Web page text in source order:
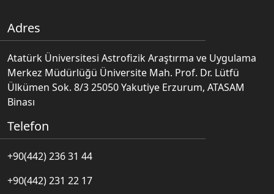
Adres
Atatürk Üniversitesi Astrofizik Araştırma ve Uygulama
Merkez Müdürlüğü Üniversite Mah. Prof. Dr. Lütfü
Ülkümen Sok. 8/3 25050 Yakutiye Erzurum, ATASAM
Binası
Telefon
+90(442) 236 31 44
+90(442) 231 22 17